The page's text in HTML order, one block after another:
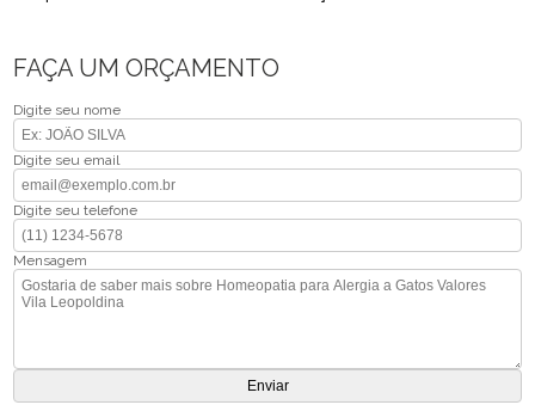
FAÇA UM ORÇAMENTO
Digite seu nome
Digite seu email
Digite seu telefone
Mensagem